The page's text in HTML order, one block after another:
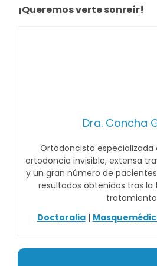
¡Queremos verte sonreír!
Dra. Concha
Ortodoncista especializada
ortodoncia invisible, extensa
y un gran número de
resultados obtenidos tras la
Doctoralia|